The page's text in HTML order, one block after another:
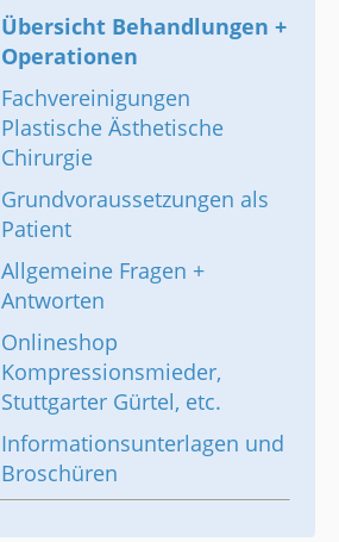
Übersicht Behandlungen +
Operationen
Fachvereinigungen
Plastische Ästhetische
Chirurgie
Grundvoraussetzungen als
Patient
Allgemeine Fragen +
Antworten
Onlineshop
Kompressionsmieder,
Stuttgarter Gürtel, etc.
Informationsunterlagen und
Broschüren